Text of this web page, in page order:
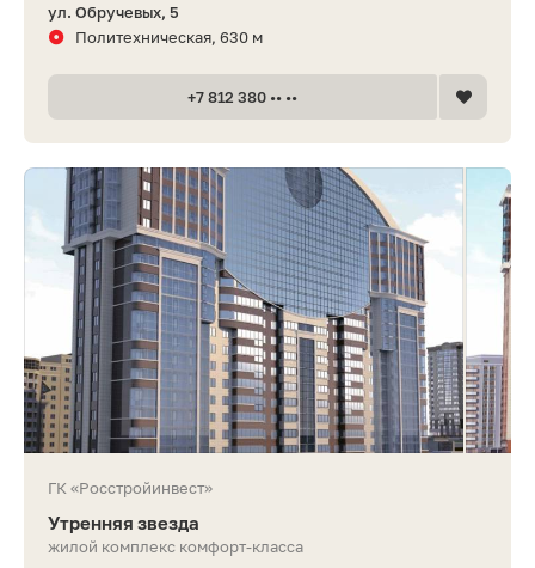
ул. Обручевых, 5
Политехническая, 630 м
+7 812 380 •• ••
ГК «Росстройинвест»
Утренняя звезда
жилой комплекс комфорт-класса